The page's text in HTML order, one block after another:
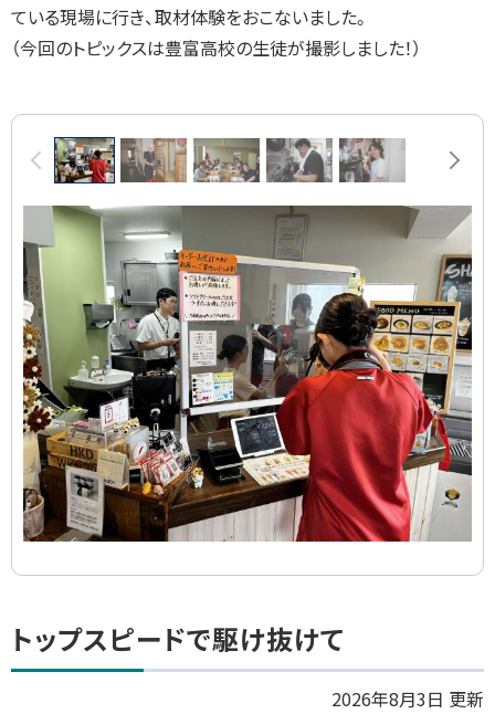
ている現場に行き、取材体験をおこないました。
（今回のトピックスは豊富高校の生徒が撮影しました！）
画
イ
ド
集
前へ
ト
ットップスピードで駆け抜けて
2026年8月3日 更新